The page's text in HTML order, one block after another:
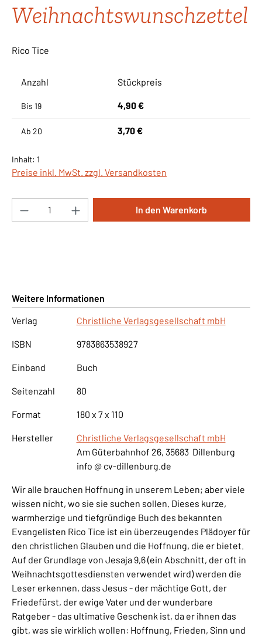
Weihnachtswunschzettel
Rico Tice
Anzahl Stückpreis
Bis 19 4,90 €
Ab 20 3,70 €
Inhalt: 1
Preise inkl. MwSt. zzgl. Versandkosten
Produkt Anzahl: Gib den gewünschten
In den Warenkorb
Weitere Informationen
Verlag
Christliche Verlagsgesellschaft mbH
ISBN 9783863538927
Einband Buch
Seitenzahl 80
Format 180 x 7 x 110
Hersteller
Christliche Verlagsgesellschaft mbH
Am Güterbahnhof 26, 35683 Dillenburg
info @ cv-dillenburg.de
Wir alle brauchen Hoffnung in unserem Leben; aber viele
wissen nicht, wo sie sie suchen sollen. Dieses kurze,
warmherzige und tiefgründige Buch des bekannten
Evangelisten Rico Tice ist ein überzeugendes Plädoyer für
den christlichen Glauben und die Hoffnung, die er bietet.
Auf der Grundlage von Jesaja 9,6 (ein Abschnitt, der oft in
Weihnachtsgottesdiensten verwendet wird) werden die
Leser erkennen, dass Jesus - der mächtige Gott, der
Friedefürst, der ewige Vater und der wunderbare
Ratgeber - das ultimative Geschenk ist, da er ihnen das
gibt, was sie wirklich wollen: Hoffnung, Frieden, Sinn und